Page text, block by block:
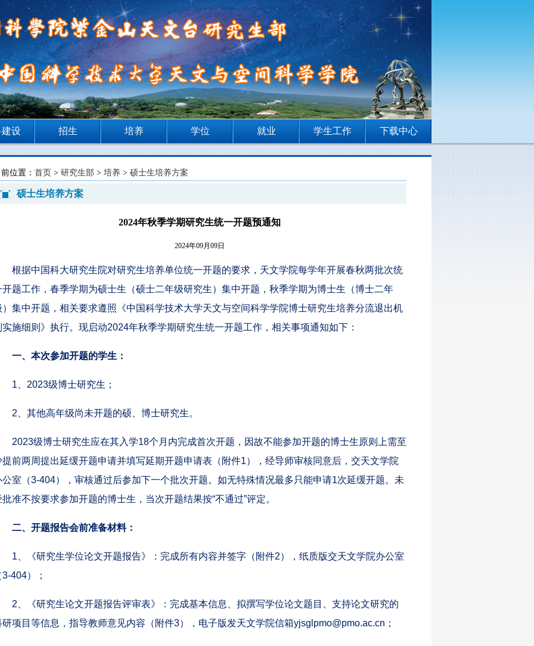
设 招生 培养 学位 就业 学生工作 下载中心
位置： 首页 > 研究生部 > 培养 > 硕士生培养方案
硕士生培养方案
2024年秋季学期研究生统一开题预通知
2024年09月09日
根据中国科大研究生院对研究生培养单位统一开题的要求，天文学院每学年开展春秋两批次统
开题工作，春季学期为硕士生（硕士二年级研究生）集中开题，秋季学期为博士生（博士二年
）集中开题，相关要求遵照《中国科学技术大学天文与空间科学学院博士研究生培养分流退出机
实施细则》执行。现启动2024年秋季学期研究生统一开题工作，相关事项通知如下：
一、本次参加开题的学生：
1、2023级博士研究生；
2、其他高年级尚未开题的硕、博士研究生。
2023级博士研究生应在其入学18个月内完成首次开题，因故不能参加开题的博士生原则上需至
提前两周提出延缓开题申请并填写延期开题申请表（附件1），经导师审核同意后，交天文学院
公室（3-404），审核通过后参加下一个批次开题。如无特殊情况最多只能申请1次延缓开题。未
批准不按要求参加开题的博士生，当次开题结果按“不通过”评定。
二、开题报告会前准备材料：
1、《研究生学位论文开题报告》：完成所有内容并签字（附件2），纸质版交天文学院办公室
404）；
2、《研究生论文开题报告评审表》：完成基本信息、拟撰写学位论文题目、支持论文研究的
研项目等信息，指导教师意见内容（附件3），电子版发天文学院信箱yjsglpmo@pmo.ac.cn ；